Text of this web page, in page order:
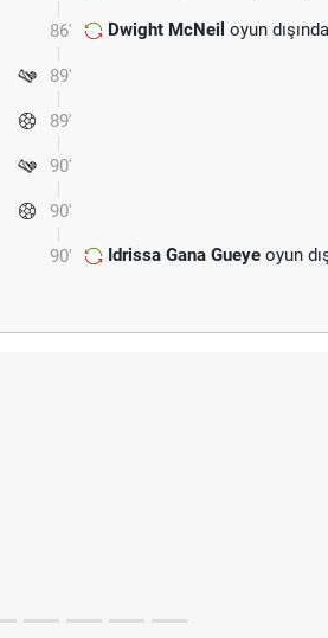
86' Dwight McNeil oyun
89'
89'
90'
90'
90' Idrissa Gana Gueye oyun